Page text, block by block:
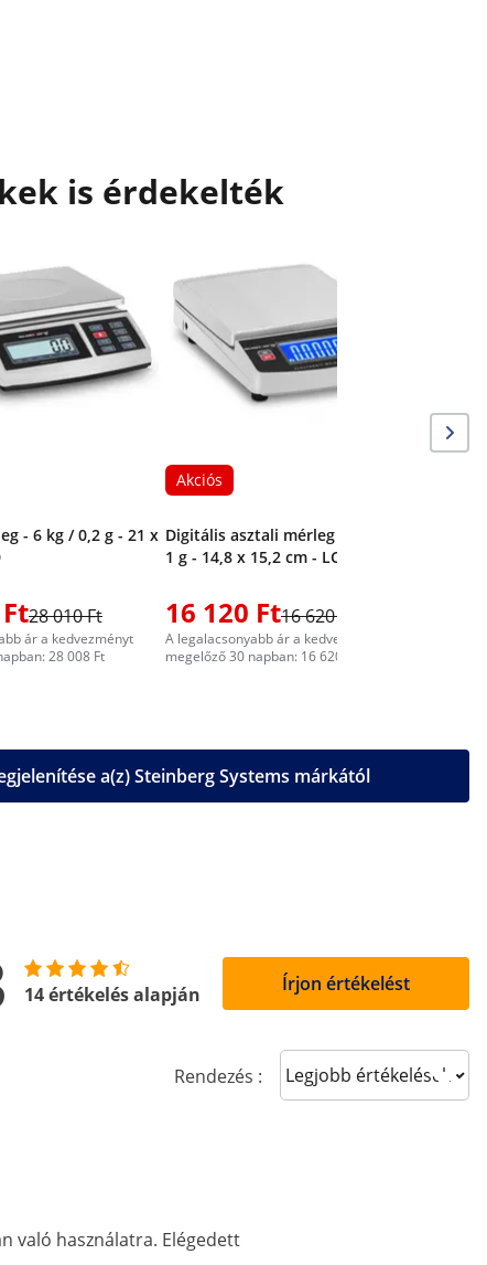
is érdekelték
- 6 kg / 0,2 g - 21 x
28 010 Ft
ár a kedvezményt
28 008 Ft
Akciós
Digitális asztali mérleg - 5.000 g /
1 g - 14,8 x 15,2 cm - LCD
16 120 Ft16 620 Ft
A legalacsonyabb ár a kedvezményt
megelőző 30 napban: 16 620 Ft
a(z) Steinberg Systems márkától
14 értékelés alapján Írjon értékelést
Rendezés : Sort reviews
való használatra. Elégedett